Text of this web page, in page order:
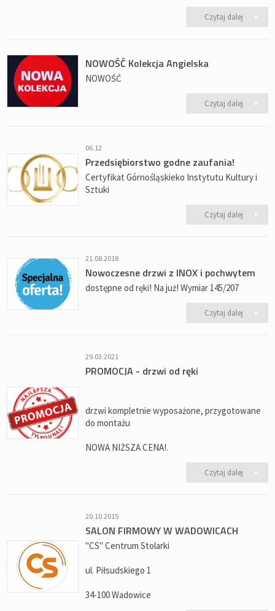
Czytaj dalej
NOWOŚĆ Kolekcja Angielska
NOWOŚĆ
Czytaj dalej
06.12
Przedsiębiorstwo godne zaufania!
Certyfikat Górnośląskieko Instytutu Kultury i
Sztuki
Czytaj dalej
21.08.2018
Nowoczesne drzwi z INOX i pochwytem
dostępne od ręki! Na już! Wymiar 145/207
Czytaj dalej
29.03.2021
PROMOCJA - drzwi od ręki
drzwi kompletnie wyposażone, przygotowane
do montażu
NOWA NIŻSZA CENA!.
Czytaj dalej
20.10.2015
SALON FIRMOWY W WADOWICACH
"CS" Centrum Stolarki
ul. Piłsudskiego 1
34-100 Wadowice